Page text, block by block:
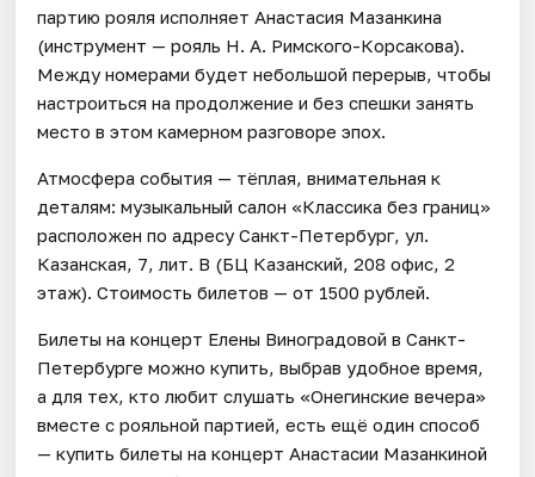
партию рояля исполняет Анастасия Мазанкина
(инструмент — рояль Н. А. Римского-Корсакова).
Между номерами будет небольшой перерыв, чтобы
настроиться на продолжение и без спешки занять
место в этом камерном разговоре эпох.
Атмосфера события — тёплая, внимательная к
деталям: музыкальный салон «Классика без границ»
расположен по адресу Санкт-Петербург, ул.
Казанская, 7, лит. В (БЦ Казанский, 208 офис, 2
этаж). Стоимость билетов — от 1500 рублей.
Билеты на концерт Елены Виноградовой в Санкт-
Петербурге можно купить, выбрав удобное время,
а для тех, кто любит слушать «Онегинские вечера»
вместе с рояльной партией, есть ещё один способ
— купить билеты на концерт Анастасии Мазанкиной